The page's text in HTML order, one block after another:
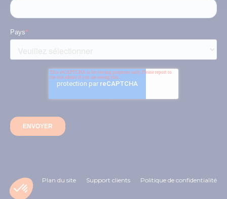
Pays*
Plan du site Support clients Politique de confidentialité